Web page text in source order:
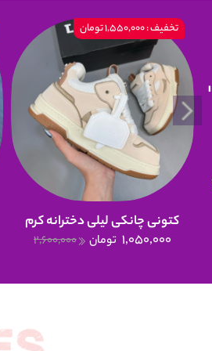
تخفیف : 1,550,000 تومان
کتونی چانکی لیلی دخترانه کرم
1,050,000 تومان 2,600,000